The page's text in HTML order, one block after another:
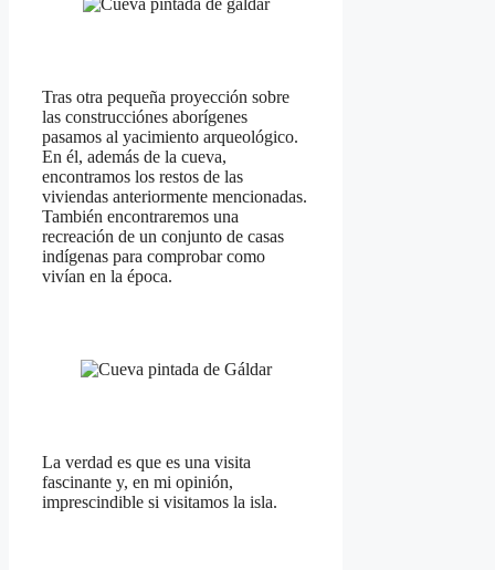
Tras otra pequeña proyección sobre
las construcciónes aborígenes
pasamos al yacimiento arqueológico.
En él, además de la cueva,
encontramos los restos de las
viviendas anteriormente mencionadas.
También encontraremos una
recreación de un conjunto de casas
indígenas para comprobar como
vivían en la época.
La verdad es que es una visita
fascinante y, en mi opinión,
imprescindible si visitamos la isla.